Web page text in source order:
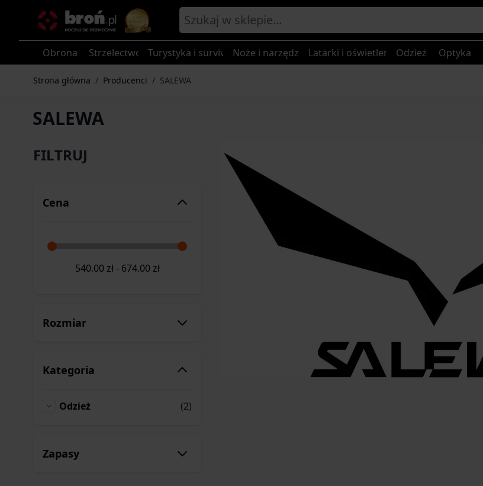
Obrona Strzelectwo Turystyka i survival Noże i narzędzia Latarki i oświetlenieOdzież Optyka
Strona główna / Producenci / SALEWA
SALEWA
FILTRUJ
Cena
540.00 zł - 674.00 zł
Rozmiar
Kategoria
Odzież
Odzież (2)
Zapasy